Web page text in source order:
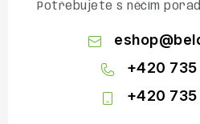
Potřebujete s něčím
eshop@
+420
+420